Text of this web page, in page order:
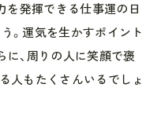
を発揮できる仕事運の日
。運気を生かすポイント
に、周りの人に笑顔で褒
人もたくさんいるでしょ